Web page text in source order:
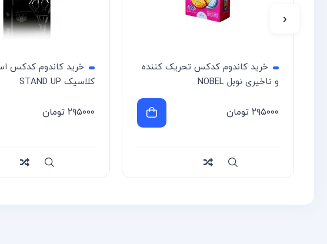
کدکس تحریک کننده
خرید کاندوم کدکس استند آپ
۲۹۵۰۰۰
‹